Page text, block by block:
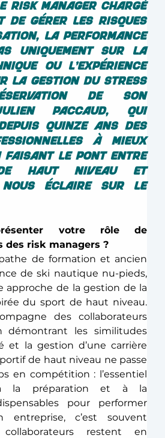
risk manager chargé
de gérer les risques
la performance
uniquement sur la
ou l'expérience
la gestion du stress
de son
Paccaud, qui
quinze ans des
à mieux
faisant le pont entre
haut niveau et
nous éclaire sur le
votre rôle de
des risk managers ?
de formation et ancien
de ski nautique nu-pieds,
approche de la gestion de la
du sport de haut niveau.
des collaborateurs
démontrant les similitudes
et la gestion d’une carrière
de haut niveau ne passe
en compétition : l’essentiel
la préparation et à la
pour performer
entreprise, c’est souvent
restent en